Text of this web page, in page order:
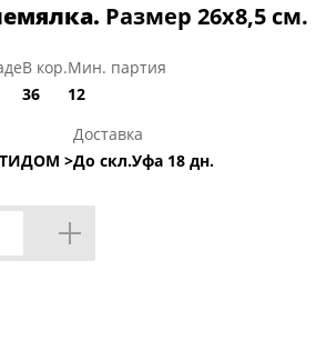
Размер 26х8,5 см.
В кор.
36
Мин. партия
12
>
Доставка
До скл.Уфа 18 дн.